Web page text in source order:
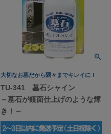
大切なお墓だから隅々までキレイに！
TU-341 墓石シャイン
～墓石が鏡面仕上げのような輝
き！～